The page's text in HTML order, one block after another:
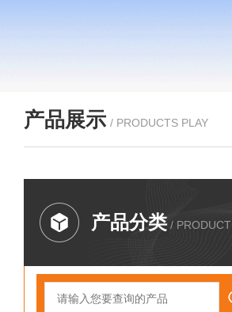
产品展示 / PRODUCTS PLAY
产品分类 / PRODUCT